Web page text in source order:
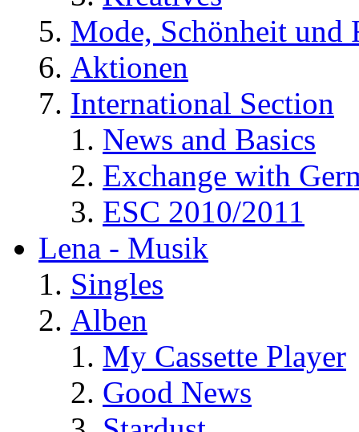
Mode, Schönheit und
Aktionen
International Section
News and Basics
Exchange with
ESC 2010/2011
Lena - Musik
Singles
Alben
My Cassette Player
Good News